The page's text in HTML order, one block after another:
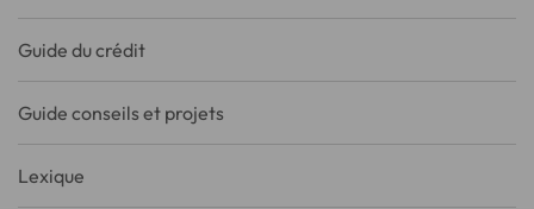
Guide du crédit
Guide conseils et projets
Lexique